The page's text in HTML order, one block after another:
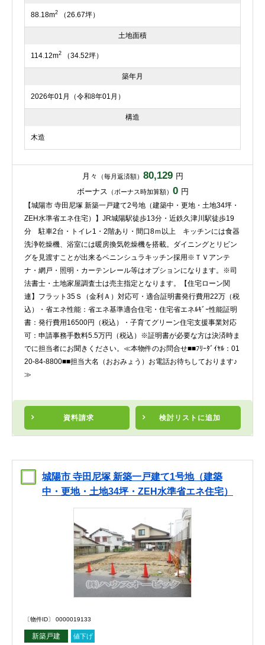
88.18m2 （26.67坪）
土地面積
114.12m2 （34.52坪）
築年月
2026年01月（令和8年01月）
構造
木造
月々 （毎月返済額） 80,129 円
ボーナス （ボーナス時加算額） 0 円
資料請求 検討リスト に追加
【城陽市 寺田尼塚 新築一戸建て2号地（建築中・更地・土地34坪・
ZEH水準省エネ住宅）】JR城陽駅徒歩13分・近鉄久津川駅徒歩19
分 駐車2台・トイレ1・2階あり・間口8ｍ以上 キッチンには食器
洗浄乾燥機、浴室には暖房換気乾燥機を搭載。ダイニングとリビン
グを見渡すことが出来るペニンシュラキッチン採用※ＴＶアンテ
ナ・網戸・照明・カーテンレール等はオプションになります。※司
法書士・土地家屋調査士は売主指定となります。【住宅ローン関
連】フラット35Ｓ（金利Ａ）対応可・適合証明書発行費用22万（税
込）・省エネ性能：省エネ基準適合住宅・住宅省エネﾙｷﾞｰ性能証明
書：発行費用16500円（税込）・子育てグリーン住宅支援事業対応
可：申請事務手数料5.5万円（税込）※証明書が必要な方は決済時ま
でに担当者にお聞きください。≪本物件のお問合せ■■ﾌﾘｰﾀﾞｲﾔﾙ：01
20-84-8800■■担当大名（おおみょう）お電話お待ちしております♪
≫
城陽市 寺田尼塚 新築一戸建て1号地（建築
中・更地・土地34坪・ZEH水準省エネ住宅）
〔物件ID〕 0000019133
新築戸建 値下げ